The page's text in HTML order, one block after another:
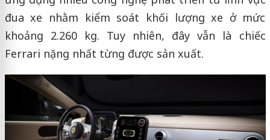
đua xe nhằm kiểm soát khối lượng xe ở mức
khoảng 2.260 kg. Tuy nhiên, đây vẫn là chiếc
Ferrari nặng nhất từng được sản xuất.